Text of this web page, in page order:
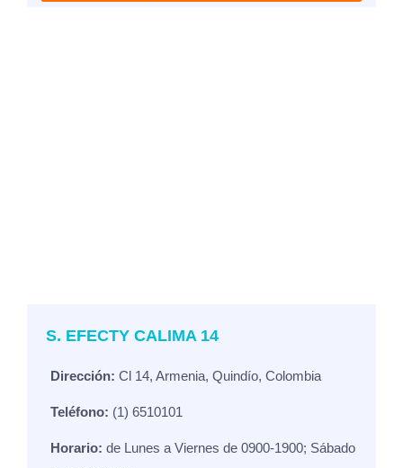
S. EFECTY CALIMA 14
Dirección: Cl 14, Armenia, Quindío, Colombia
Teléfono: (1) 6510101
Horario: de Lunes a Viernes de 0900-1900; Sábado